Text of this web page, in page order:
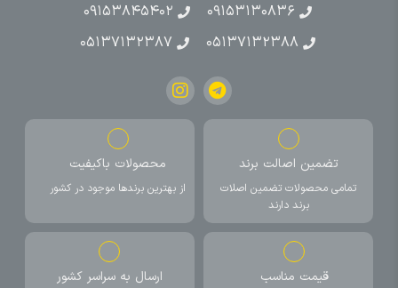
۰۹۱۵۳۱۳۰۸۳۶
۰۹۱۵۳۸۴۵۴۰۲
۰۵۱۳۷۱۳۲۳۸۸
۰۵۱۳۷۱۳۲۳۸۷
تضمین اصالت برند
تمامی محصولات تضمین اصلات
برند دارند
محصولات باکیفیت
از بهترین برندها موجود در کشور
قیمت مناسب ارسال به سراسر کشور